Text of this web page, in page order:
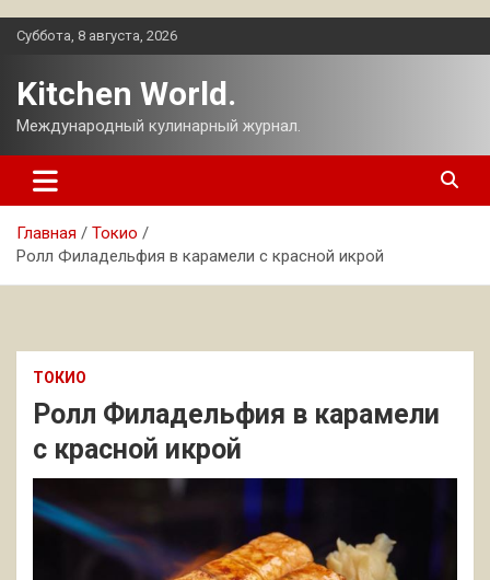
Перейти
Суббота, 8 августа, 2026
Kitchen World.
Международный кулинарный журнал.
Главная
Токио
Ролл Филадельфия в карамели с красной икрой
ТОКИО
Ролл Филадельфия в карамели
с красной икрой